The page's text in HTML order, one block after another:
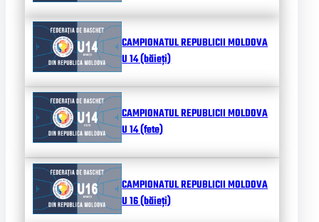
CAMPIONATUL REPUBLICII MOLDOVA
U 14 (băieți)
CAMPIONATUL REPUBLICII MOLDOVA
U 14 (fete)
CAMPIONATUL REPUBLICII MOLDOVA
U 16 (băieți)